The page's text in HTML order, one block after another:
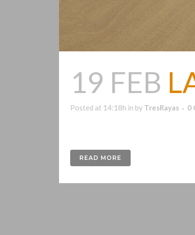
19 FEB
Posted at 14:18h in by TresRayas 0
READ MORE